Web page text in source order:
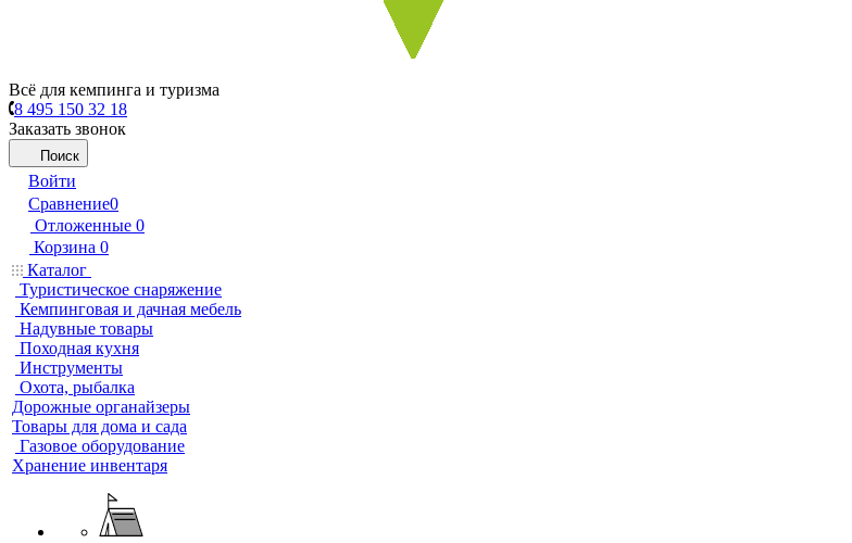
Всё для кемпинга и туризма
8 495 150 32 18
Заказать звонок
Поиск
Войти
Сравнение0
Отложенные 0
Корзина 0
Каталог
Туристическое снаряжение
Кемпинговая и дачная мебель
Надувные товары
Походная кухня
Инструменты
Охота, рыбалка
Дорожные органайзеры
Товары для дома и сада
Газовое оборудование
Хранение инвентаря